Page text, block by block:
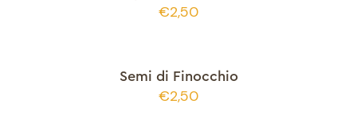
€2,50
Semi di Finocchio
€2,50